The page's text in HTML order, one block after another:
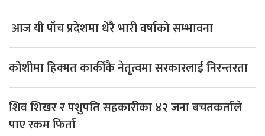
आज यी पाँच प्रदेशमा धेरै भारी वर्षाको सम्भावना
कोशीमा हिक्मत कार्कीकै नेतृत्वमा सरकारलाई निरन्तरता
शिव शिखर र पशुपति सहकारीका ४२ जना बचतकर्ताले
पाए रकम फिर्ता